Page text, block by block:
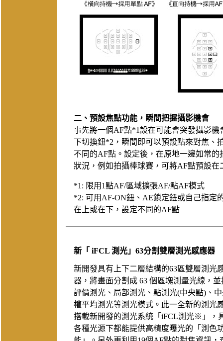
二、預設焦點功能，瞬間把握攝影機會
事先將一個AF點*1設在可能會突發攝影
下切換鈕*2，瞬間即可以預設點來對焦、
不同的AF點。設定後，在原地一邊如常
狀況，例如拍攝棒球賽，可將AF點預設在
*1: 限用1點AF/區域擴張AF/點AF模式
*2: 可用AF-ON鈕、AE鎖定鈕或自己指定
在上或在下，設定不同的AF點
新「 iFCL 測光」63分割雙層測光感應器
新開發具有上下二層結構的63區雙層測光
器，將畫面分割成 63 個區塊測量光線，並
評價測光、局部測光、點測光(中央點)、
權平均測光等測光模式。此一全新的測光
搭載新開發的測光系統「iFCL測光※」，
各種光源下都能提供高精度曝光的「測色